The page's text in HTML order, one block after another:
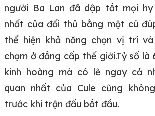
người Ba Lan đã dập tắt mọi hy
nhất của đối thủ bằng một cú
thể hiện khả năng chọn vị trí
chạm ở đẳng cấp thế giới.Tỷ số là
kinh hoàng mà có lẽ ngay cả
quan nhất của Cule cũng
trước khi trận đấu bắt đầu.